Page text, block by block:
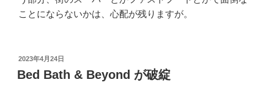
ことにならないかは、心配が残りますが。
投
稿
日:
2023年4月24日
Bed Bath & Beyond が破綻